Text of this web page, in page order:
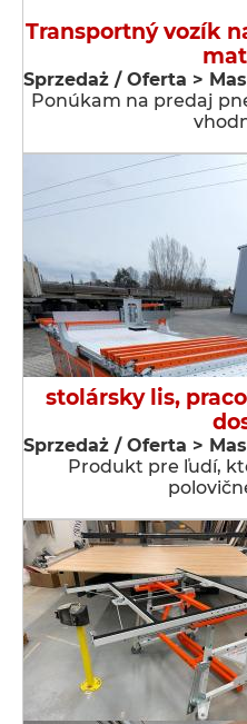
Transportný vozík
Sprzedaż / Oferta >
Ponúkam na predaj
stolársky lis,
Sprzedaż / Oferta >
Produkt pre ľudí,